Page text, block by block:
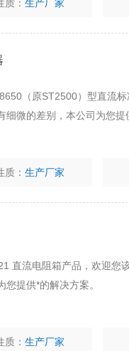
质：生产厂家
（原ST2500）型直流
微的差别，本公司为您提
质：生产厂家
直流电阻箱产品，欢迎您
提供*的解决方案。
质：生产厂家